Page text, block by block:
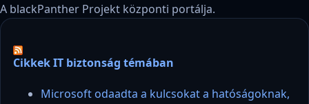
A blackPanther Projekt központi portálja.
Cikkek IT biztonság témában
Microsoft odaadta a kulcsokat a hatóságoknak,